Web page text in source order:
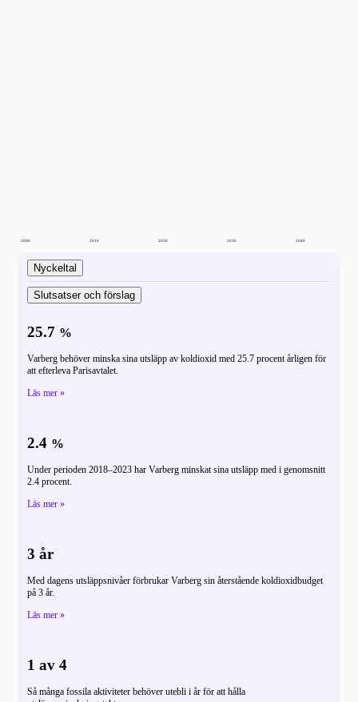
2000 2010 2020 2030 2040
Nyckeltal
Slutsatser och förslag
25.7 %
Varberg behöver minska sina utsläpp av koldioxid med 25.7 procent årligen för
att efterleva Parisavtalet.
Läs mer »
2.4 %
Under perioden 2018–2023 har Varberg minskat sina utsläpp med i genomsnitt
2.4 procent.
Läs mer »
3 år
Med dagens utsläppsnivåer förbrukar Varberg sin återstående koldioxidbudget
på 3 år.
Läs mer »
1 av 4
Så många fossila aktiviteter behöver utebli i år för att hålla